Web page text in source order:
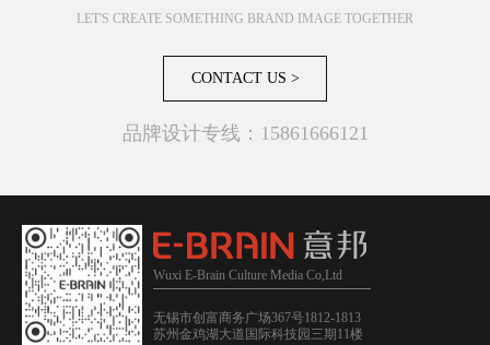
LET'S CREATE SOMETHING BRAND IMAGE TOGETHER
CONTACT US >
品牌设计专线：15861666121
Wuxi E-Brain Culture Media Co,Ltd
无锡市创富商务广场367号1812-1813
苏州金鸡湖大道国际科技园三期11楼